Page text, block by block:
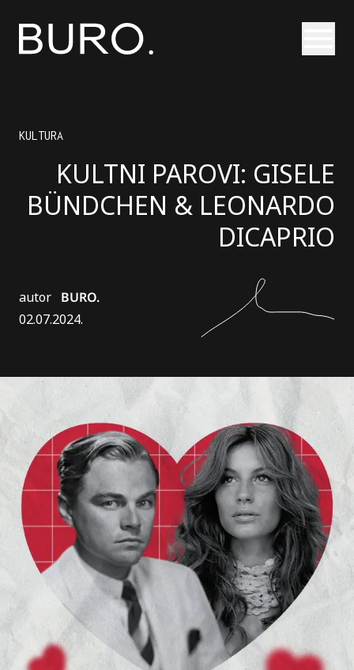
KULTURA
KULTNI PAROVI: GISELE
BÜNDCHEN & LEONARDO
DICAPRIO
autor BURO.
02.07.2024.